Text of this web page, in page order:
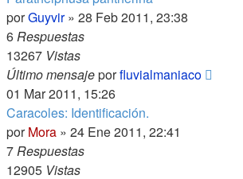
porGuyvir» 28 Feb 2011, 23:38
6Respuestas
13267 Vistas
Último mensajeporfluvialmaniaco
01 Mar 2011, 15:26
Caracoles: Identificación.
porMora » 24 Ene 2011, 22:41
7Respuestas
12905 Vistas